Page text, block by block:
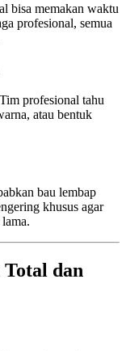
bisa memakan waktu
profesional, semua
profesional tahu
atau bentuk
bau lembap
khusus agar
dan